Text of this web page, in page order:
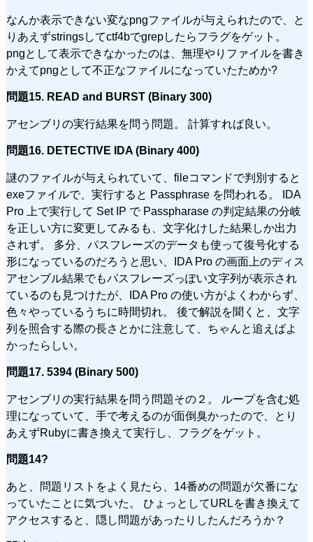
なんか表示できない変なpngファイルが与えられたので、と
りあえずstringsしてctf4bでgrepしたらフラグをゲット。
pngとして表示できなかったのは、無理やりファイルを書き
かえてpngとして不正なファイルになっていたためか?
問題15. READ and BURST (Binary 300)
アセンブリの実行結果を問う問題。 計算すれば良い。
問題16. DETECTIVE IDA (Binary 400)
謎のファイルが与えられていて、fileコマンドで判別すると
exeファイルで、実行すると Passphrase を問われる。 IDA
Pro 上で実行して Set IP で Passpharase の判定結果の分岐
を正しい方に変更してみるも、文字化けした結果しか出力
されず。 多分、パスフレーズのデータも使って復号化する
形になっているのだろうと思い、IDA Pro の画面上のディス
アセンブル結果でもパスフレーズっぽい文字列が表示され
ているのも見つけたが、IDA Pro の使い方がよくわからず、
色々やっているうちに時間切れ。 後で解説を聞くと、文字
列を照合する際の長さとかに注意して、ちゃんと追えばよ
かったらしい。
問題17. 5394 (Binary 500)
アセンブリの実行結果を問う問題その２。 ループを含む処
理になっていて、手で考えるのが面倒臭かったので、とり
あえずRubyに書き換えて実行し、フラグをゲット。
問題14?
あと、問題リストをよく見たら、14番めの問題が欠番にな
っていたことに気づいた。 ひょっとしてURLを書き換えて
アクセスすると、隠し問題があったりしたんだろうか？